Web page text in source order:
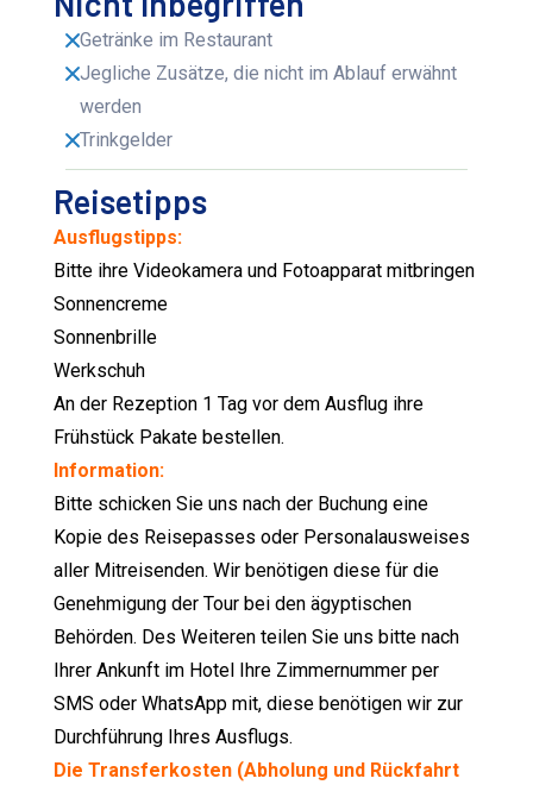
Getränke im Restaurant
Jegliche Zusätze, die nicht im Ablauf erwähnt
werden
Trinkgelder
Reisetipps
Ausflugstipps:
Bitte ihre Videokamera und Fotoapparat mitbringen
Sonnencreme
Sonnenbrille
Werkschuh
An der Rezeption 1 Tag vor dem Ausflug ihre
Frühstück Pakate bestellen.
Information:
Bitte schicken Sie uns nach der Buchung eine
Kopie des Reisepasses oder Personalausweises
aller Mitreisenden. Wir benötigen diese für die
Genehmigung der Tour bei den ägyptischen
Behörden. Des Weiteren teilen Sie uns bitte nach
Ihrer Ankunft im Hotel Ihre Zimmernummer per
SMS oder WhatsApp mit, diese benötigen wir zur
Durchführung Ihres Ausflugs.
Die Transferkosten (Abholung und Rückfahrt